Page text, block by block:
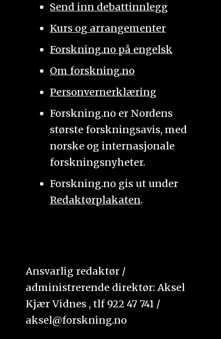
Send inn debattinnlegg
Kurs og arrangementer
Forskning.no på engelsk
Om forskning.no
Personvernerklæring
Forskning.no er Nordens
største forskningsavis, med
norske og internasjonale
forskningsnyheter.
Forskning.no gis ut under
Redaktørplakaten.
Ansvarlig redaktør /
administrerende direktør: Aksel
Kjær Vidnes , tlf 922 47 741 /
aksel@forskning.no